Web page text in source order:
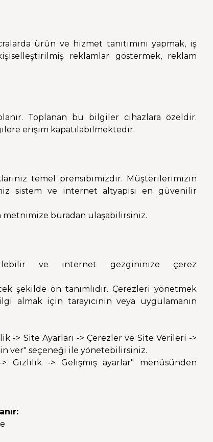
ürün ve hizmet tanıtımını yapmak, iş
reklamlar göstermek, reklam
Toplanan bu bilgiler cihazlara özeldir.
erişim kapatılabilmektedir.
temel prensibimizdir. Müşterilerimizin
sistem ve internet altyapısı en güvenilir
metnimize buradan ulaşabilirsiniz.
silebilir ve internet gezgininize çerez
şekilde ön tanımlıdır. Çerezleri yönetmek
almak için tarayıcının veya uygulamanın
-> Site Ayarları -> Çerezler ve Site Verileri ->
ver" seçeneği ile yönetebilirsiniz.
Gizlilik -> Gelişmiş ayarlar" menüsünden